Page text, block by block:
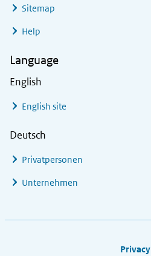
Sitemap
Help
Language
English
English site
Deutsch
Privatpersonen
Unternehmen
Privacy